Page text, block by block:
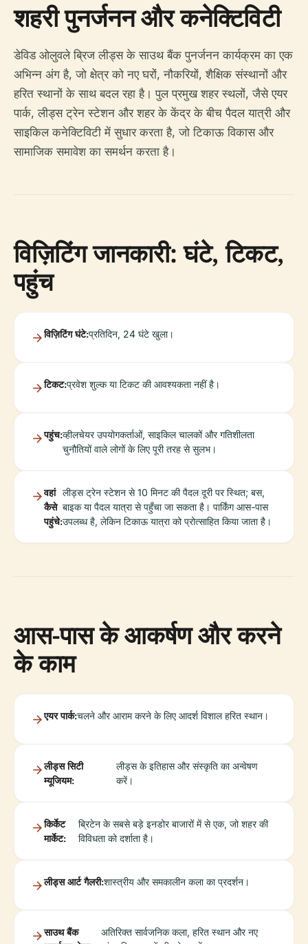
शहरी पुनर्जनन और कनेक्टिविटी
डेविड ओलुवले ब्रिज लीड्स के साउथ बैंक पुनर्जनन कार्यक्रम का एक
अभिन्न अंग है, जो क्षेत्र को नए घरों, नौकरियों, शैक्षिक संस्थानों और
हरित स्थानों के साथ बदल रहा है। पुल प्रमुख शहर स्थलों, जैसे एयर
पार्क, लीड्स ट्रेन स्टेशन और शहर के केंद्र के बीच पैदल यात्री और
साइकिल कनेक्टिविटी में सुधार करता है, जो टिकाऊ विकास और
सामाजिक समावेश का समर्थन करता है।
विज़िटिंग जानकारी: घंटे, टिकट,
पहुंच
विज़िटिंग घंटे:प्रतिदिन, 24 घंटे खुला।
टिकट:प्रवेश शुल्क या टिकट की आवश्यकता नहीं है।
पहुंच:व्हीलचेयर उपयोगकर्ताओं, साइकिल चालकों और गतिशीलता
चुनौतियों वाले लोगों के लिए पूरी तरह से सुलभ।
वहां
कैसे
पहुंचे:
लीड्स ट्रेन स्टेशन से 10 मिनट की पैदल दूरी पर स्थित; बस,
बाइक या पैदल यात्रा से पहुँचा जा सकता है। पार्किंग आस-पास
उपलब्ध है, लेकिन टिकाऊ यात्रा को प्रोत्साहित किया जाता है।
आस-पास के आकर्षण और करने
के काम
एयर पार्क:चलने और आराम करने के लिए आदर्श विशाल हरित स्थान।
लीड्स सिटी
म्यूजियम:
लीड्स के इतिहास और संस्कृति का अन्वेषण
करें।
किर्केट
मार्केट:
ब्रिटेन के सबसे बड़े इनडोर बाजारों में से एक, जो शहर की
विविधता को दर्शाता है।
लीड्स आर्ट गैलरी:शास्त्रीय और समकालीन कला का प्रदर्शन।
साउथ बैंक
अतिरिक्त सार्वजनिक कला, हरित स्थान और नए